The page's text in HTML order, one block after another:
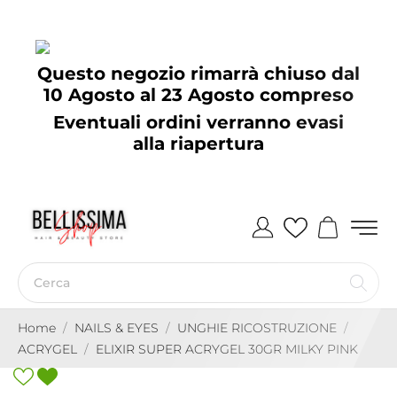
Questo negozio rimarrà chiuso dal
10 Agosto al 23 Agosto compreso
Eventuali ordini verranno evasi
alla riapertura
Home NAILS & EYES
UNGHIE RICOSTRUZIONE
ACRYGEL
ELIXIR SUPER ACRYGEL 30GR MILKY PINK